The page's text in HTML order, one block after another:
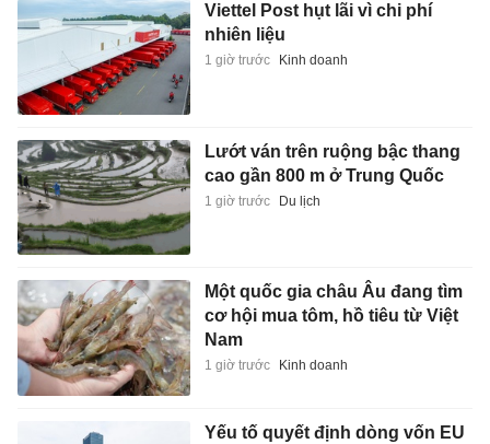
Viettel Post hụt lãi vì chi phí
nhiên liệu
1 giờ trước Kinh doanh
Lướt ván trên ruộng bậc thang
cao gần 800 m ở Trung Quốc
1 giờ trước Du lịch
Một quốc gia châu Âu đang tìm
cơ hội mua tôm, hồ tiêu từ Việt
Nam
1 giờ trước Kinh doanh
Yếu tố quyết định dòng vốn EU